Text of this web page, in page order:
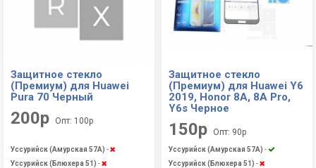
Защитное стекло
(Премиум) для Huawei
Pura 70 Черный
200р Опт: 100р
Уссурийск (Амурская 57А) -
Уссурийск (Блюхера 51) -
Защитное стекло
(Премиум) для Huawei Y6
2019, Honor 8A, 8A Pro,
Y6s Черное
150р Опт: 90р
Уссурийск (Амурская 57А) -
Уссурийск (Блюхера 51) -